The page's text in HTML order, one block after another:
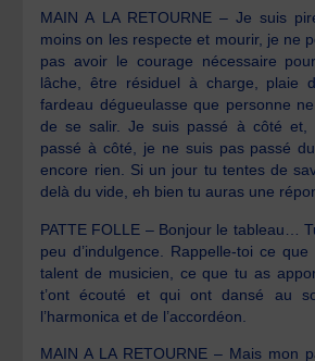
MAIN A LA RETOURNE – Je suis
moins on les respecte et mourir, je ne
pas avoir le courage nécessaire
lâche, être résiduel à charge, plaie
fardeau dégueulasse que personne
de se salir. Je suis passé à côté et,
passé à côté, je ne suis pas passé
encore rien. Si un jour tu tentes de
delà du vide, eh bien tu auras une
PATTE FOLLE – Bonjour le tableau…
peu d’indulgence. Rappelle-toi ce
talent de musicien, ce que tu as
t’ont écouté et qui ont dansé au
l’harmonica et de l’accordéon.
MAIN A LA RETOURNE – Mais mon